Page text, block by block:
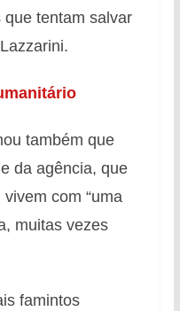
tentam salvar
também que
da agência, que
com “uma
muitas vezes
famintos